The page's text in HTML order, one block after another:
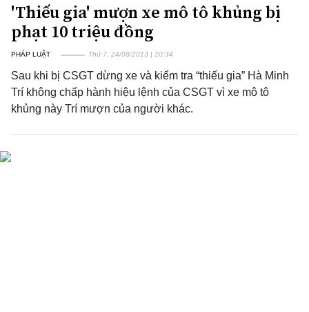
'Thiếu gia' mượn xe mô tô khủng bị
phạt 10 triệu đồng
PHÁP LUẬT Thứ 7, 24/08/2013 | 20:34
Sau khi bị CSGT dừng xe và kiểm tra “thiếu gia” Hà Minh
Trí không chấp hành hiệu lệnh của CSGT vì xe mô tô
khủng này Trí mượn của người khác.